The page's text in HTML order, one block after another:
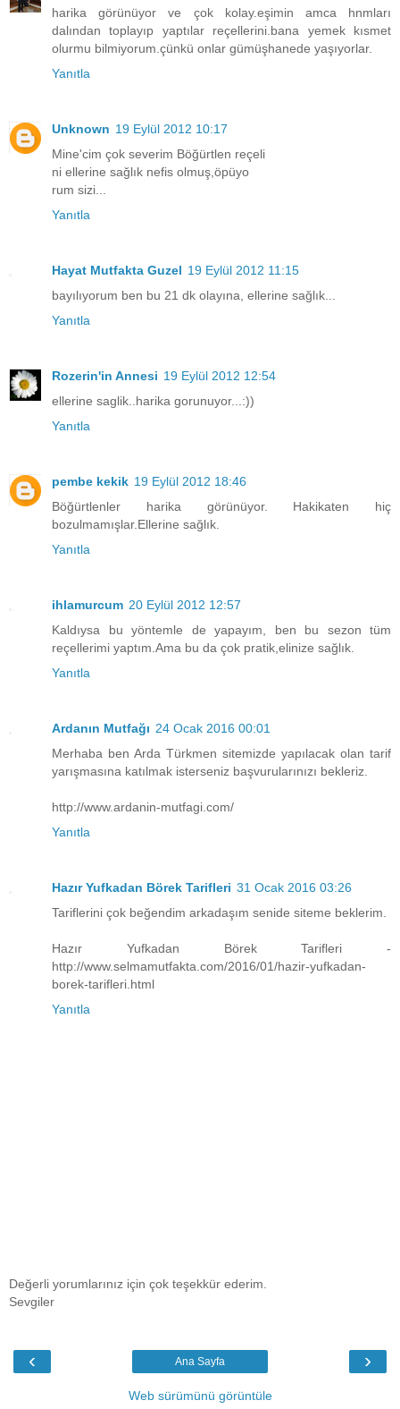
harika görünüyor ve çok kolay.eşimin amca hnmları
dalından toplayıp yaptılar reçellerini.bana yemek kısmet
olurmu bilmiyorum.çünkü onlar gümüşhanede yaşıyorlar.
Yanıtla
Unknown 19 Eylül 2012 10:17
Mine'cim çok severim Böğürtlen reçeli
ni ellerine sağlık nefis olmuş,öpüyo
rum sizi...
Yanıtla
Hayat Mutfakta Guzel 19 Eylül 2012 11:15
bayılıyorum ben bu 21 dk olayına, ellerine sağlık...
Yanıtla
Rozerin'in Annesi 19 Eylül 2012 12:54
ellerine saglik..harika gorunuyor...:))
Yanıtla
pembe kekik 19 Eylül 2012 18:46
Böğürtlenler harika görünüyor. Hakikaten hiç
bozulmamışlar.Ellerine sağlık.
Yanıtla
ihlamurcum 20 Eylül 2012 12:57
Kaldıysa bu yöntemle de yapayım, ben bu sezon tüm
reçellerimi yaptım.Ama bu da çok pratik,elinize sağlık.
Yanıtla
Ardanın Mutfağı 24 Ocak 2016 00:01
Merhaba ben Arda Türkmen sitemizde yapılacak olan tarif
yarışmasına katılmak isterseniz başvurularınızı bekleriz.
http://www.ardanin-mutfagi.com/
Yanıtla
Hazır Yufkadan Börek Tarifleri 31 Ocak 2016 03:26
Tariflerini çok beğendim arkadaşım senide siteme beklerim.
Hazır Yufkadan Börek Tarifleri -
http://www.selmamutfakta.com/2016/01/hazir-yufkadan-
borek-tarifleri.html
Yanıtla
Değerli yorumlarınız için çok teşekkür ederim.
Sevgiler
‹ ›
Ana Sayfa
Web sürümünü görüntüle